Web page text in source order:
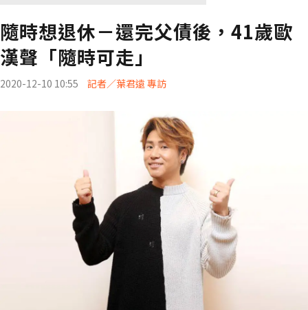
隨時想退休－還完父債後，41歲歐
漢聲「隨時可走」
2020-12-10 10:55 記者／葉君遠 專訪